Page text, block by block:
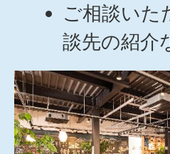
ご相談いた
談先の紹介